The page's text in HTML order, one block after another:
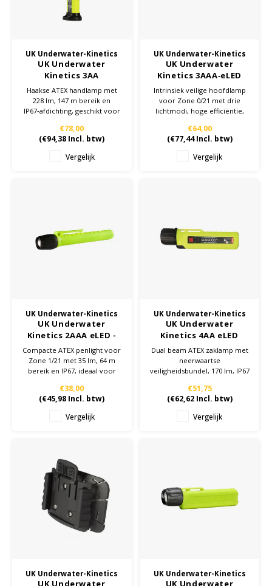
ECOM Intruments
Panasonic
Pepperl + Fuchs
Samsung
Accessoires & onderdelen
ATEX Werkverlichting
ATEX Waarschuwingslampen
Accessoires & onderdelen
UK Underwater-Kinetics
UK Underwater
Kinetics 3AA
Lighthouse - ATEX -
Handlamp - Zone 0/20
Haakse ATEX handlamp met
228 lm, 147 m bereik en
IP67‑afdichting, geschikt voor
omgevingen met gas en stof.
€78,00
(€94,38 Incl. btw)
Vergelijk
UK Underwater-Kinetics
UK Underwater
Kinetics 3AAA‑eLED
Vizion II - zwart - ATEX
- hoofdlamp - Zone
0/21
Intrinsiek veilige hoofdlamp
voor Zone 0/21 met drie
lichtmodi, hoge efficiëntie,
robuuste constructie voor
industriële toepassingen.
€64,00
(€77,44Incl. btw)
Vergelijk
UK Underwater-Kinetics
UK Underwater
Kinetics 2AAA eLED -
Geel - ATEX - Zaklamp -
Zone 1/21
Compacte ATEX penlight voor
Zone 1/21 met 35 lm, 64 m
bereik en IP67, ideaal voor
explosiegevaarlijke
omgevingen.
€38,00
(€45,98 Incl. btw)
Vergelijk
UK Underwater-Kinetics
UK Underwater
Kinetics 4AA eLED
SUREFOOT - Geel -
ATEX - Zaklamp - Zone
0/20
Dual beam ATEX zaklamp met
neerwaartse
veiligheidsbundel, 170 lm, IP67
geschikt voor Zone 0/20.
€51,75
(€62,62Incl. btw)
Vergelijk
UK Underwater-Kinetics
UK Underwater
UK Underwater-Kinetics
UK Underwater